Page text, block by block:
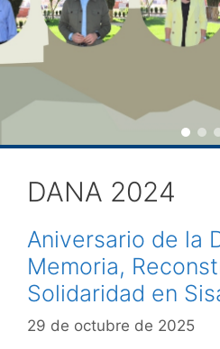
DANA 2024
Aniversario de la
Memoria,
Solidaridad en
29 de octubre de 2025